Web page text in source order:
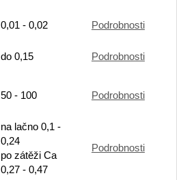
0,01 - 0,02 Podrobnosti
do 0,15 Podrobnosti
50 - 100 Podrobnosti
na lačno 0,1 -
0,24
po zátěži Ca
0,27 - 0,47
Podrobnosti